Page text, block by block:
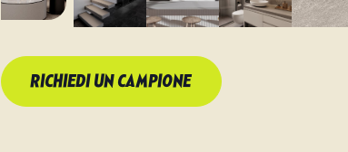
RICHIEDI UN CAMPIONE